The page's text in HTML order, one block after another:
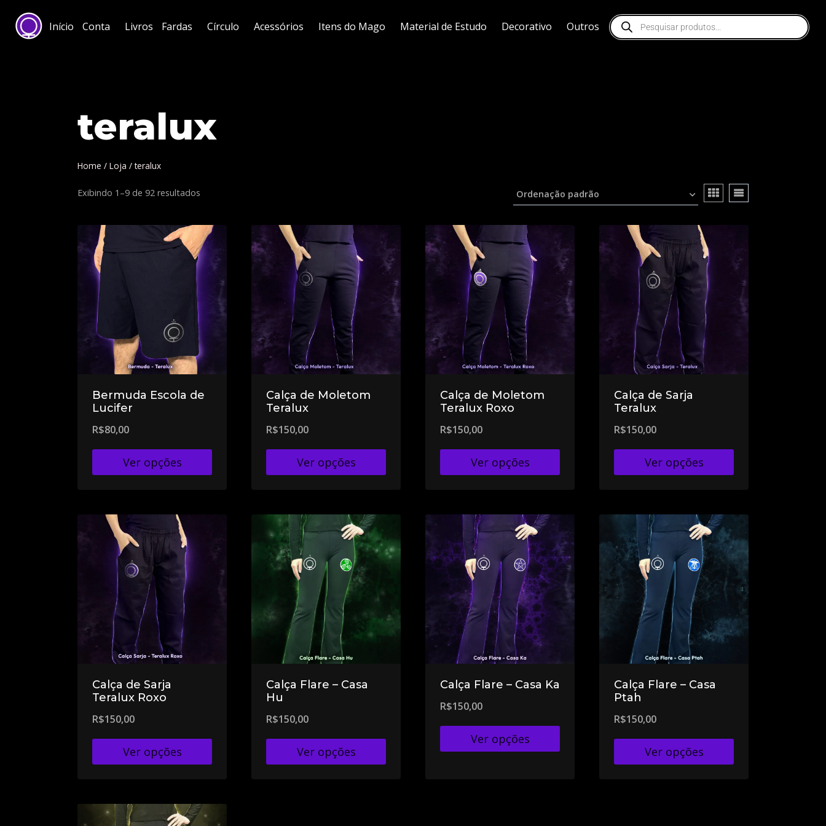
Início Conta Livros Fardas Círculo Acessórios Itens do Mago Material de Estudo Decorativo Outros
teralux
Home / Loja / teralux
Exibindo 1–9 de 92 resultados
Bermuda Escola de
Lucifer
R$80,00
Ver opções
Calça de Moletom
Teralux
R$150,00
Ver opções
Calça de Moletom
Teralux Roxo
R$150,00
Ver opções
Calça de Sarja
Teralux
R$150,00
Ver opções
Calça de Sarja
Teralux Roxo
R$150,00
Ver opções
Calça Flare – Casa
Hu
R$150,00
Ver opções
Calça Flare – Casa Ka
R$150,00
Ver opções
Calça Flare – Casa
Ptah
R$150,00
Ver opções